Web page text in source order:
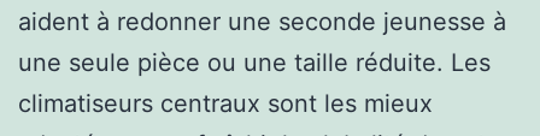
aident à redonner une seconde jeunesse à
une seule pièce ou une taille réduite. Les
climatiseurs centraux sont les mieux